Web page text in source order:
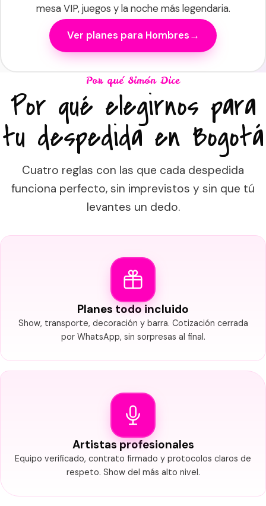
mesa VIP, juegos y la noche más legendaria.
Ver planes para Hombres
Por qué Simón Dice
Por qué elegirnos para
tu despedida en Bogotá
Cuatro reglas con las que cada despedida
funciona perfecto, sin imprevistos y sin que tú
levantes un dedo.
Planes todo incluido
Show, transporte, decoración y barra. Cotización cerrada
por WhatsApp, sin sorpresas al final.
Artistas profesionales
Equipo verificado, contrato firmado y protocolos claros de
respeto. Show del más alto nivel.